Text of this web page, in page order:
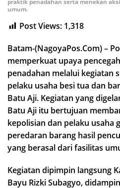
praktik penadahan serta menekan
umum.
Post Views: 1,318
Batam-(NagoyaPos.Com) –
memperkuat upaya
penadahan melalui kegiatan
pelaku usaha besi tua dan
Batu Aji. Kegiatan yang
Batu Aji itu bertujuan
kepolisian dan pelaku usaha
peredaran barang hasil
yang berasal dari fasilitas
Kegiatan dipimpin langsung
Bayu Rizki Subagyo,